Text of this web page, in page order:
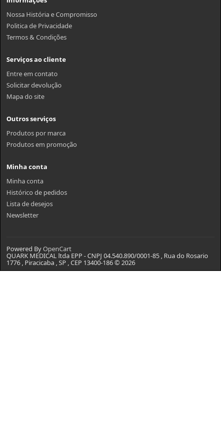
Nossa História e Compromisso
Politica de Privacidade
Termos & Condições
Serviços ao cliente
Entre em contato
Solicitar devolução
Mapa do site
Outros serviços
Produtos por marca
Produtos em promoção
Minha conta
Minha conta
Histórico de pedidos
Lista de desejos
Newsletter
Powered ByOpenCart
QUARK MEDICAL ltda EPP - CNPJ 04.540.890/0001-85 , Rua do Rosario
1776 , Piracicaba , SP , CEP 13400-186 © 2026